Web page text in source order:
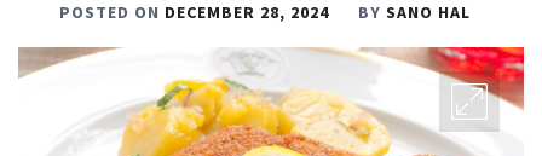
POSTED ON DECEMBER 28, 2024 BY SANO HAL